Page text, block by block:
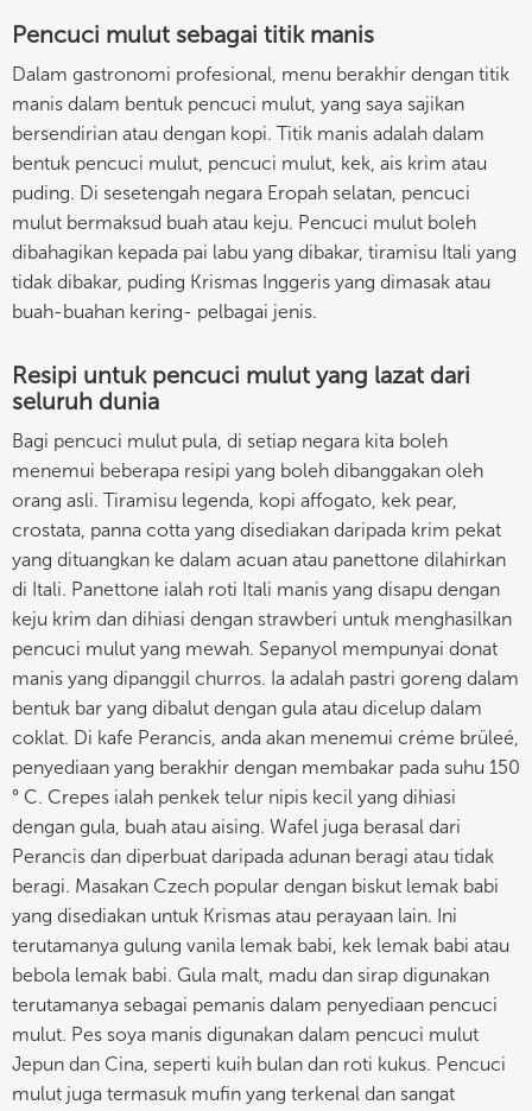
Pencuci mulut sebagai titik manis
Dalam gastronomi profesional, menu berakhir dengan titik
manis dalam bentuk pencuci mulut, yang saya sajikan
bersendirian atau dengan kopi. Titik manis adalah dalam
bentuk pencuci mulut, pencuci mulut, kek, ais krim atau
puding. Di sesetengah negara Eropah selatan, pencuci
mulut bermaksud buah atau keju. Pencuci mulut boleh
dibahagikan kepada pai labu yang dibakar, tiramisu Itali yang
tidak dibakar, puding Krismas Inggeris yang dimasak atau
buah-buahan kering- pelbagai jenis.
Resipi untuk pencuci mulut yang lazat dari
seluruh dunia
Bagi pencuci mulut pula, di setiap negara kita boleh
menemui beberapa resipi yang boleh dibanggakan oleh
orang asli. Tiramisu legenda, kopi affogato, kek pear,
crostata, panna cotta yang disediakan daripada krim pekat
yang dituangkan ke dalam acuan atau panettone dilahirkan
di Itali. Panettone ialah roti Itali manis yang disapu dengan
keju krim dan dihiasi dengan strawberi untuk menghasilkan
pencuci mulut yang mewah. Sepanyol mempunyai donat
manis yang dipanggil churros. Ia adalah pastri goreng dalam
bentuk bar yang dibalut dengan gula atau dicelup dalam
coklat. Di kafe Perancis, anda akan menemui créme brüleé,
penyediaan yang berakhir dengan membakar pada suhu 150
° C. Crepes ialah penkek telur nipis kecil yang dihiasi
dengan gula, buah atau aising. Wafel juga berasal dari
Perancis dan diperbuat daripada adunan beragi atau tidak
beragi. Masakan Czech popular dengan biskut lemak babi
yang disediakan untuk Krismas atau perayaan lain. Ini
terutamanya gulung vanila lemak babi, kek lemak babi atau
bebola lemak babi. Gula malt, madu dan sirap digunakan
terutamanya sebagai pemanis dalam penyediaan pencuci
mulut. Pes soya manis digunakan dalam pencuci mulut
Jepun dan Cina, seperti kuih bulan dan roti kukus. Pencuci
mulut juga termasuk mufin yang terkenal dan sangat